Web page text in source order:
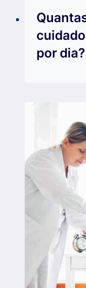
por dia?